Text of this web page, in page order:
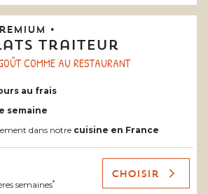
•
traiteur
COMME AU RESTAURANT
au frais
semaine
dans notre cuisine en France
semaines*
Choisir